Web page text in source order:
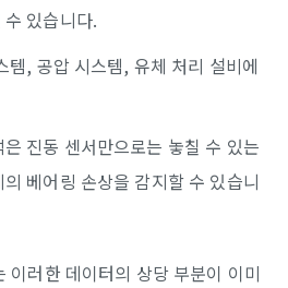
있습니다.
템, 공압 시스템, 유체 처리 설비에
진동 센서만으로는 놓칠 수 있는
베어링 손상을 감지할 수 있습니
이러한 데이터의 상당 부분이 이미